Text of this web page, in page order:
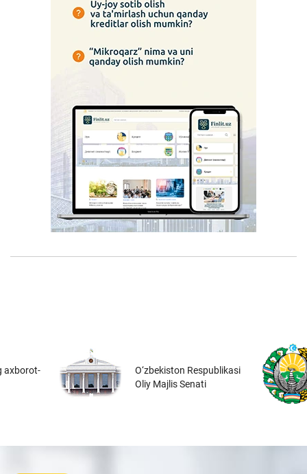
axborot-
O‘zbekiston Respublikasi
Oliy Majlis Senati